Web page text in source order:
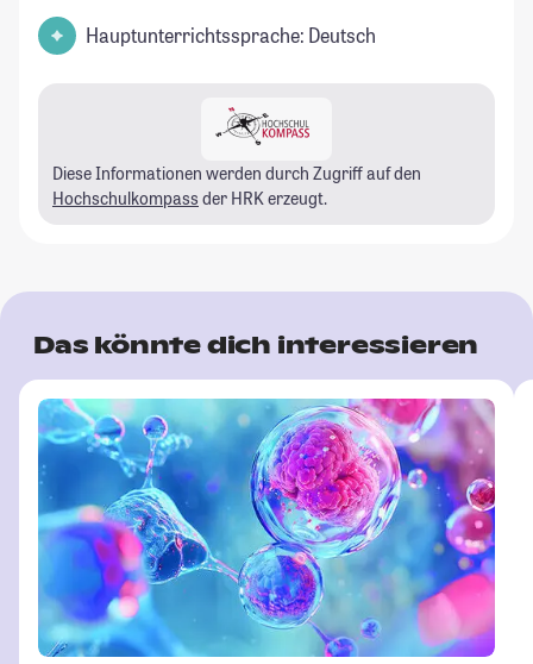
Hauptunterrichtssprache: Deutsch
Diese Informationen werden durch Zugriff auf den
Hochschulkompass der HRK erzeugt.
Das könnte dich interessieren